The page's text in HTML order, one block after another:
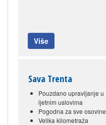
Više
Sava Trenta
Pouzdano upravljanje u
ljetnim uslovima
Pogodna za sve osovine
Velika kilometraža